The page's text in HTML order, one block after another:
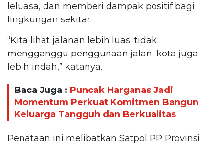
leluasa, dan memberi dampak positif bagi
lingkungan sekitar.
“Kita lihat jalanan lebih luas, tidak
mengganggu penggunaan jalan, kota juga
lebih indah,” katanya.
Baca Juga : Puncak Harganas Jadi
Momentum Perkuat Komitmen Bangun
Keluarga Tangguh dan Berkualitas
Penataan ini melibatkan Satpol PP Provinsi